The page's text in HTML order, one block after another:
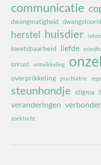
communicatie
dwangmatigheid
herstel huisdier
kwetsbaarheid liefde
onrust ontwikkeling
overprikkeling psychiatrie
steunhondje stigma
veranderingen
zoektocht